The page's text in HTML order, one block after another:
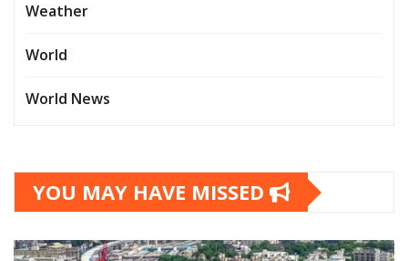
Weather
World
World News
YOU MAY HAVE MISSED